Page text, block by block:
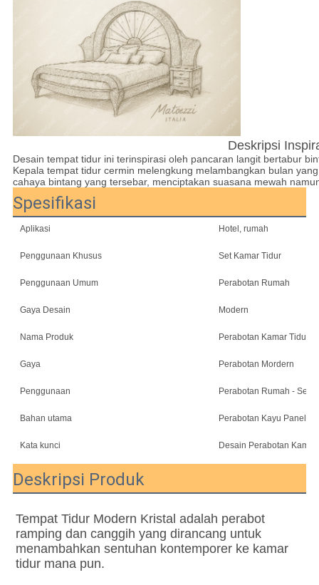
Deskripsi
Desain tempat tidur ini terinspirasi oleh pancaran langit bertabur
Kepala tempat tidur cermin melengkung melambangkan bulan
cahaya bintang yang tersebar, menciptakan suasana mewah
Spesifikasi
Aplikasi Hotel, rumah
Penggunaan Khusus Set Kamar Tidur
Penggunaan Umum Perabotan Rumah
Gaya Desain Modern
Nama Produk Perabotan Kamar Tidur
Gaya Perabotan Mordern
Penggunaan Perabotan Rumah - Set
Bahan utama Perabotan Kayu Panel
Kata kunci Desain Perabotan
Deskripsi Produk
Tempat Tidur Modern Kristal adalah perabot
ramping dan canggih yang dirancang untuk
menambahkan sentuhan kontemporer ke kamar
tidur mana pun.